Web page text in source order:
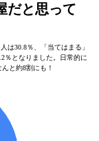
だと思って
は30.8％、「当てはまる」
％となりました。日常的に
と約8割にも！